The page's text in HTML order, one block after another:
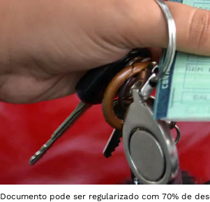
Documento pode ser regularizado com 70% de